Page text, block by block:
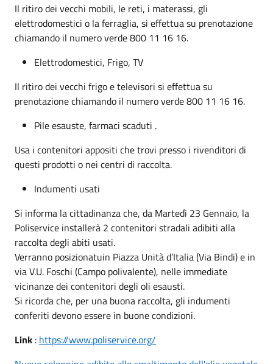
Il ritiro dei vecchi mobili, le reti, i materassi, gli
elettrodomestici o la ferraglia, si effettua su prenotazione
chiamando il numero verde 800 11 16 16.
Elettrodomestici, Frigo, TV
Il ritiro dei vecchi frigo e televisori si effettua su
prenotazione chiamando il numero verde 800 11 16 16.
Pile esauste, farmaci scaduti .
Usa i contenitori appositi che trovi presso i rivenditori di
questi prodotti o nei centri di raccolta.
Indumenti usati
Si informa la cittadinanza che, da Martedì 23 Gennaio, la
Poliservice installerà 2 contenitori stradali adibiti alla
raccolta degli abiti usati.
Verranno posizionatuin Piazza Unità d’Italia (Via Bindi) e in
via V.U. Foschi (Campo polivalente), nelle immediate
vicinanze dei contenitori degli oli esausti.
Si ricorda che, per una buona raccolta, gli indumenti
conferiti devono essere in buone condizioni.
Link : https://www.poliservice.org/